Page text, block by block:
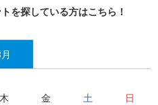
を探している方はこちら！
木 金 土 日